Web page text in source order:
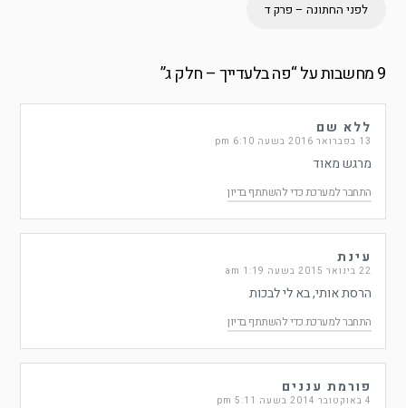
לפני החתונה – פרק ד
9 מחשבות על “ פה בלעדייך – חלק ג”
ללא שם
13 בפברואר 2016 בשעה 6:10 pm
מרגש מאוד
התחבר למערכת כדי להשתתף בדיון
עינת
22 בינואר 2015 בשעה 1:19 am
הרסת אותי, בא לי לבכות
התחבר למערכת כדי להשתתף בדיון
פורמת עננים
4 באוקטובר 2014 בשעה 5:11 pm